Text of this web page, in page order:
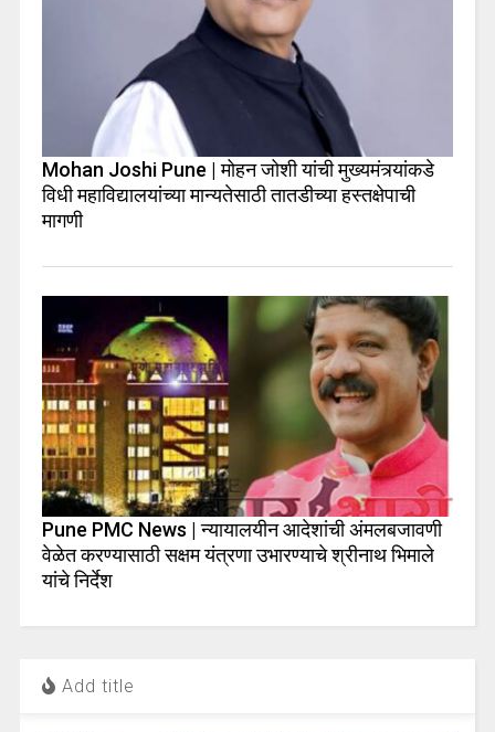
Mohan Joshi Pune | मोहन जोशी यांची मुख्यमंत्र्यांकडे
विधी महाविद्यालयांच्या मान्यतेसाठी तातडीच्या हस्तक्षेपाची
मागणी
Pune PMC News | न्यायालयीन आदेशांची अंमलबजावणी
वेळेत करण्यासाठी सक्षम यंत्रणा उभारण्याचे श्रीनाथ भिमाले
यांचे निर्देश
Add title